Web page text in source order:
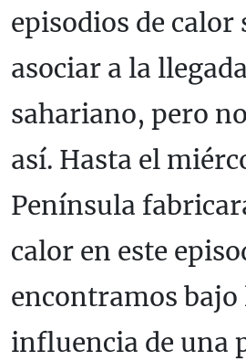
episodios de calor
asociar a la
sahariano, pero
así. Hasta el
Península
calor en este
encontramos bajo
influencia de una